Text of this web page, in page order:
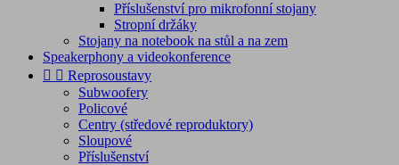
Příslušenství pro mikrofonní stojany
Stropní držáky
Stojany na notebook na stůl a na zem
Speakerphony a videokonference
  Reprosoustavy
Subwoofery
Policové
Centry (středové reproduktory)
Sloupové
Příslušenství